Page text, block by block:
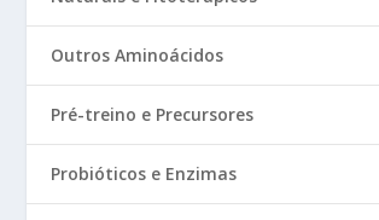
Outros Aminoácidos
Pré-treino e Precursores
Probióticos e Enzimas